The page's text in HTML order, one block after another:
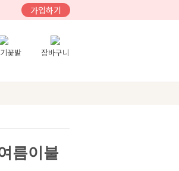
가입하기
꽃밭 장바구니
름이불